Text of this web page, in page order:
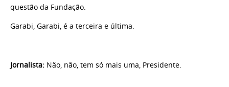
questão da Fundação.
Garabi, Garabi, é a terceira e última.
Jornalista: Não, não, tem só mais uma, Presidente.